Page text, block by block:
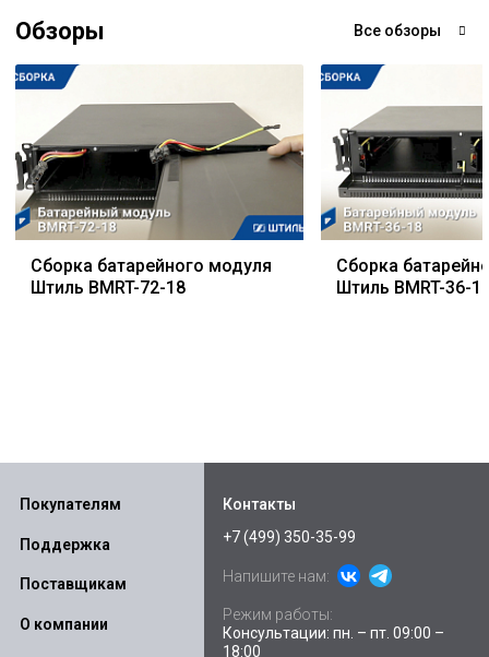
Обзоры Все обзоры
Сборка батарейного модуля
Штиль BMRT-72-18
Сборка
Штиль BMRT-36-
Покупателям
Поддержка
Поставщикам
О компании
Контакты
+7 (499) 350-35-99
Напишите нам:
Режим работы:
Консультации: пн. – пт. 09:00 –
18:00